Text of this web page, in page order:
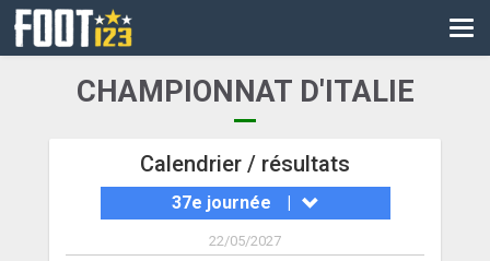
CM
LIGUE DES CHAMPIONS
LES DIRECTS
CHAMPIONNAT D'ITALIE
Calendrier / résultats
37e journée |
22/05/2027